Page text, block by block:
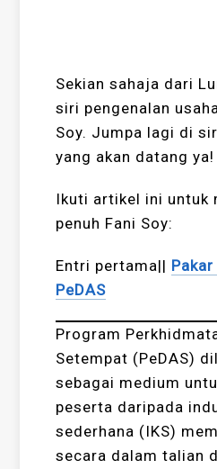
Sekian sahaja dari
siri pengenalan
Soy. Jumpa lagi di
yang akan datang ya!
Ikuti artikel ini untuk
penuh Fani Soy:
Entri pertama||
PeDAS
Program
Setempat (PeDAS)
sebagai medium
peserta daripada
sederhana (IKS)
secara dalam talian